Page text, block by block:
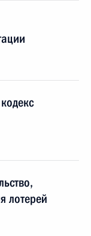
лотерей